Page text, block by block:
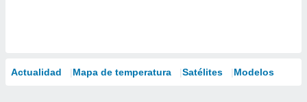
Actualidad Mapa de temperatura Satélites Modelos